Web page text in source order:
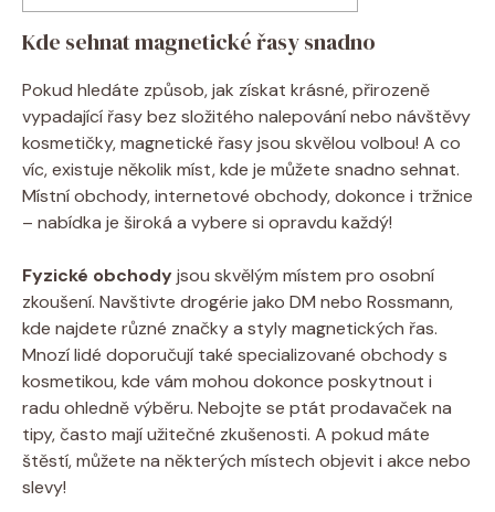
Kde sehnat magnetické řasy snadno
Pokud hledáte způsob, jak získat krásné, přirozeně
vypadající řasy bez složitého nalepování nebo návštěvy
kosmetičky, magnetické řasy jsou skvělou volbou! A co
víc, existuje několik míst, kde je můžete snadno sehnat.
Místní obchody, internetové obchody, dokonce i tržnice
– nabídka je široká a vybere si opravdu každý!
Fyzické obchodyjsou skvělým místem pro osobní
zkoušení. Navštivte drogérie jako DM nebo Rossmann,
kde najdete různé značky a styly magnetických řas.
Mnozí lidé doporučují také specializované obchody s
kosmetikou, kde vám mohou dokonce poskytnout i
radu ohledně výběru. Nebojte se ptát prodavaček na
tipy, často mají užitečné zkušenosti. A pokud máte
štěstí, můžete na některých místech objevit i akce nebo
slevy!